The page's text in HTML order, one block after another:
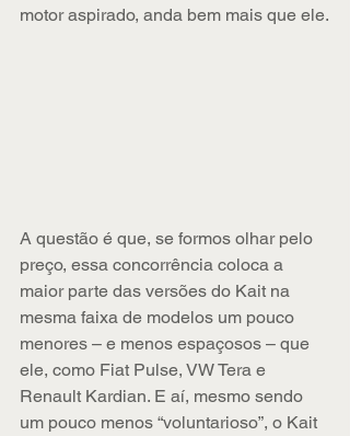
motor aspirado, anda bem mais que ele.
A questão é que, se formos olhar pelo
preço, essa concorrência coloca a
maior parte das versões do Kait na
mesma faixa de modelos um pouco
menores – e menos espaçosos – que
ele, como Fiat Pulse, VW Tera e
Renault Kardian. E aí, mesmo sendo
um pouco menos “voluntarioso”, o Kait